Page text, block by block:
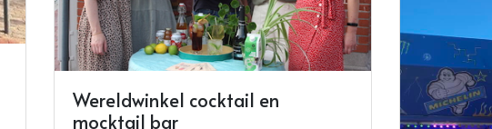
Wereldwinkel cocktail en
mocktail bar